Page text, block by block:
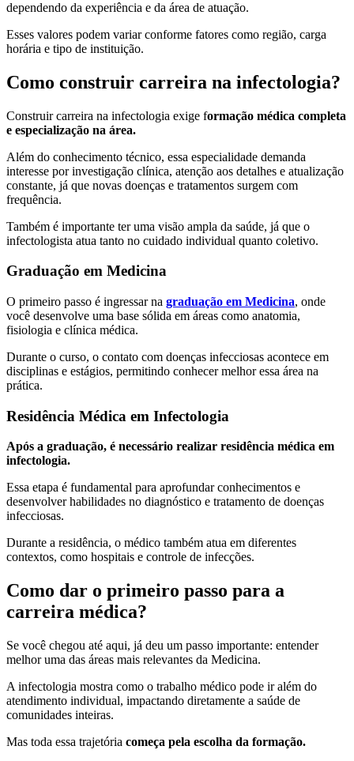
dependendo da experiência e da área de atuação.
Esses valores podem variar conforme fatores como região, carga
horária e tipo de instituição.
Como construir carreira na infectologia?
Construir carreira na infectologia exige formação médica completa
e especialização na área.
Além do conhecimento técnico, essa especialidade demanda
interesse por investigação clínica, atenção aos detalhes e atualização
constante, já que novas doenças e tratamentos surgem com
frequência.
Também é importante ter uma visão ampla da saúde, já que o
infectologista atua tanto no cuidado individual quanto coletivo.
Graduação em Medicina
O primeiro passo é ingressar na graduação em Medicina, onde
você desenvolve uma base sólida em áreas como anatomia,
fisiologia e clínica médica.
Durante o curso, o contato com doenças infecciosas acontece em
disciplinas e estágios, permitindo conhecer melhor essa área na
prática.
Residência Médica em Infectologia
Após a graduação, é necessário realizar residência médica em
infectologia.
Essa etapa é fundamental para aprofundar conhecimentos e
desenvolver habilidades no diagnóstico e tratamento de doenças
infecciosas.
Durante a residência, o médico também atua em diferentes
contextos, como hospitais e controle de infecções.
Como dar o primeiro passo para a
carreira médica?
Se você chegou até aqui, já deu um passo importante: entender
melhor uma das áreas mais relevantes da Medicina.
A infectologia mostra como o trabalho médico pode ir além do
atendimento individual, impactando diretamente a saúde de
comunidades inteiras.
Mas toda essa trajetória começa pela escolha da formação.